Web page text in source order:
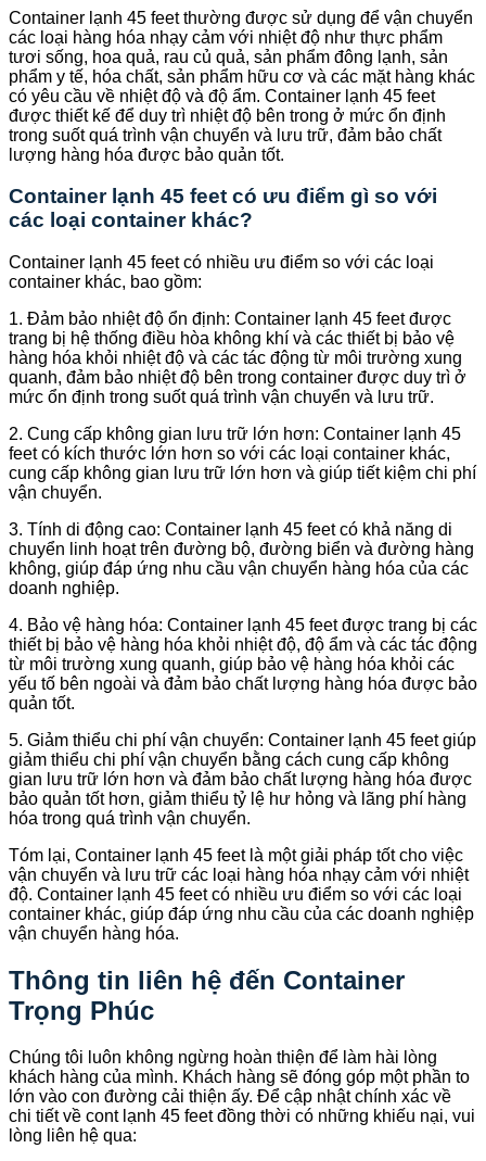
Container lạnh 45 feet thường được sử dụng để vận chuyển
các loại hàng hóa nhạy cảm với nhiệt độ như thực phẩm
tươi sống, hoa quả, rau củ quả, sản phẩm đông lạnh, sản
phẩm y tế, hóa chất, sản phẩm hữu cơ và các mặt hàng khác
có yêu cầu về nhiệt độ và độ ẩm. Container lạnh 45 feet
được thiết kế để duy trì nhiệt độ bên trong ở mức ổn định
trong suốt quá trình vận chuyển và lưu trữ, đảm bảo chất
lượng hàng hóa được bảo quản tốt.
Container lạnh 45 feet có ưu điểm gì so với
các loại container khác?
Container lạnh 45 feet có nhiều ưu điểm so với các loại
container khác, bao gồm:
1. Đảm bảo nhiệt độ ổn định: Container lạnh 45 feet được
trang bị hệ thống điều hòa không khí và các thiết bị bảo vệ
hàng hóa khỏi nhiệt độ và các tác động từ môi trường xung
quanh, đảm bảo nhiệt độ bên trong container được duy trì ở
mức ổn định trong suốt quá trình vận chuyển và lưu trữ.
2. Cung cấp không gian lưu trữ lớn hơn: Container lạnh 45
feet có kích thước lớn hơn so với các loại container khác,
cung cấp không gian lưu trữ lớn hơn và giúp tiết kiệm chi phí
vận chuyển.
3. Tính di động cao: Container lạnh 45 feet có khả năng di
chuyển linh hoạt trên đường bộ, đường biển và đường hàng
không, giúp đáp ứng nhu cầu vận chuyển hàng hóa của các
doanh nghiệp.
4. Bảo vệ hàng hóa: Container lạnh 45 feet được trang bị các
thiết bị bảo vệ hàng hóa khỏi nhiệt độ, độ ẩm và các tác động
từ môi trường xung quanh, giúp bảo vệ hàng hóa khỏi các
yếu tố bên ngoài và đảm bảo chất lượng hàng hóa được bảo
quản tốt.
5. Giảm thiểu chi phí vận chuyển: Container lạnh 45 feet giúp
giảm thiểu chi phí vận chuyển bằng cách cung cấp không
gian lưu trữ lớn hơn và đảm bảo chất lượng hàng hóa được
bảo quản tốt hơn, giảm thiểu tỷ lệ hư hỏng và lãng phí hàng
hóa trong quá trình vận chuyển.
Tóm lại, Container lạnh 45 feet là một giải pháp tốt cho việc
vận chuyển và lưu trữ các loại hàng hóa nhạy cảm với nhiệt
độ. Container lạnh 45 feet có nhiều ưu điểm so với các loại
container khác, giúp đáp ứng nhu cầu của các doanh nghiệp
vận chuyển hàng hóa.
Thông tin liên hệ đến Container
Trọng Phúc
Chúng tôi luôn không ngừng hoàn thiện để làm hài lòng
khách hàng của mình. Khách hàng sẽ đóng góp một phần to
lớn vào con đường cải thiện ấy. Để cập nhật chính xác về
chi tiết về cont lạnh 45 feet đồng thời có những khiếu nại, vui
lòng liên hệ qua: